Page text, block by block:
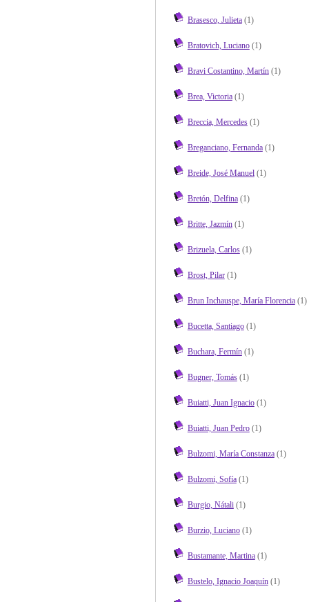
Brasesco, Julieta(1)
Bratovich, Luciano(1)
Bravi Costantino, Martín(1)
Brea, Victoria(1)
Breccia, Mercedes(1)
Breganciano, Fernanda(1)
Breide, José Manuel(1)
Bretón, Delfina(1)
Britte, Jazmín(1)
Brizuela, Carlos(1)
Brost, Pilar(1)
Brun Inchauspe, María Florencia(1)
Bucetta, Santiago(1)
Buchara, Fermín(1)
Bugner, Tomás(1)
Buiatti, Juan Ignacio(1)
Buiatti, Juan Pedro(1)
Bulzomi, María Constanza(1)
Bulzomi, Sofía(1)
Burgio, Nátali(1)
Burzio, Luciano(1)
Bustamante, Martina(1)
Bustelo, Ignacio Joaquín(1)